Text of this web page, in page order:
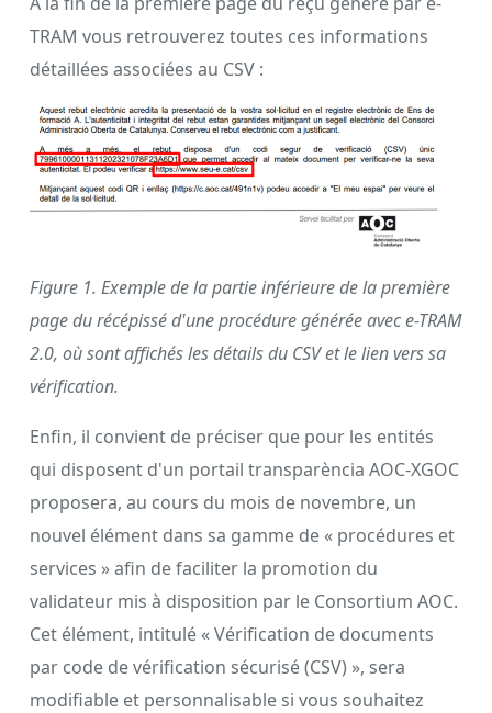
TRAM vous retrouverez toutes ces informations
détaillées associées au CSV :
Figure 1. Exemple de la partie inférieure de la première
page du récépissé d'une procédure générée avec e-TRAM
2.0, où sont affichés les détails du CSV et le lien vers sa
vérification.
Enfin, il convient de préciser que pour les entités
qui disposent d'un portail transparència AOC-XGOC
proposera, au cours du mois de novembre, un
nouvel élément dans sa gamme de « procédures et
services » afin de faciliter la promotion du
validateur mis à disposition par le Consortium AOC.
Cet élément, intitulé « Vérification de documents
par code de vérification sécurisé (CSV) », sera
modifiable et personnalisable si vous souhaitez